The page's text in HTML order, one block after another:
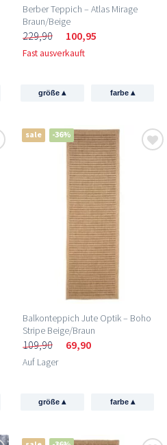
Berber Teppich – Atlas Mirage
Braun/Beige
229,90 100,95
Fast ausverkauft
größe▴ farbe ▴
sale -36%
Balkonteppich Jute Optik – Boho
Stripe Beige/Braun
109,90 69,90
Auf Lager
größe▴ farbe ▴